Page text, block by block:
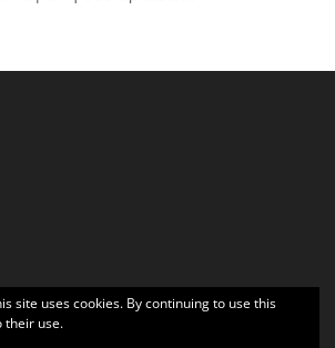
site uses cookies. By continuing to use this
their use.